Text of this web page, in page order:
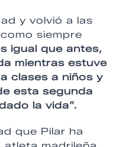
y volvió a las
siempre
igual que antes,
mientras estuve
clases a niños y
esta segunda
la vida”.
que Pilar ha